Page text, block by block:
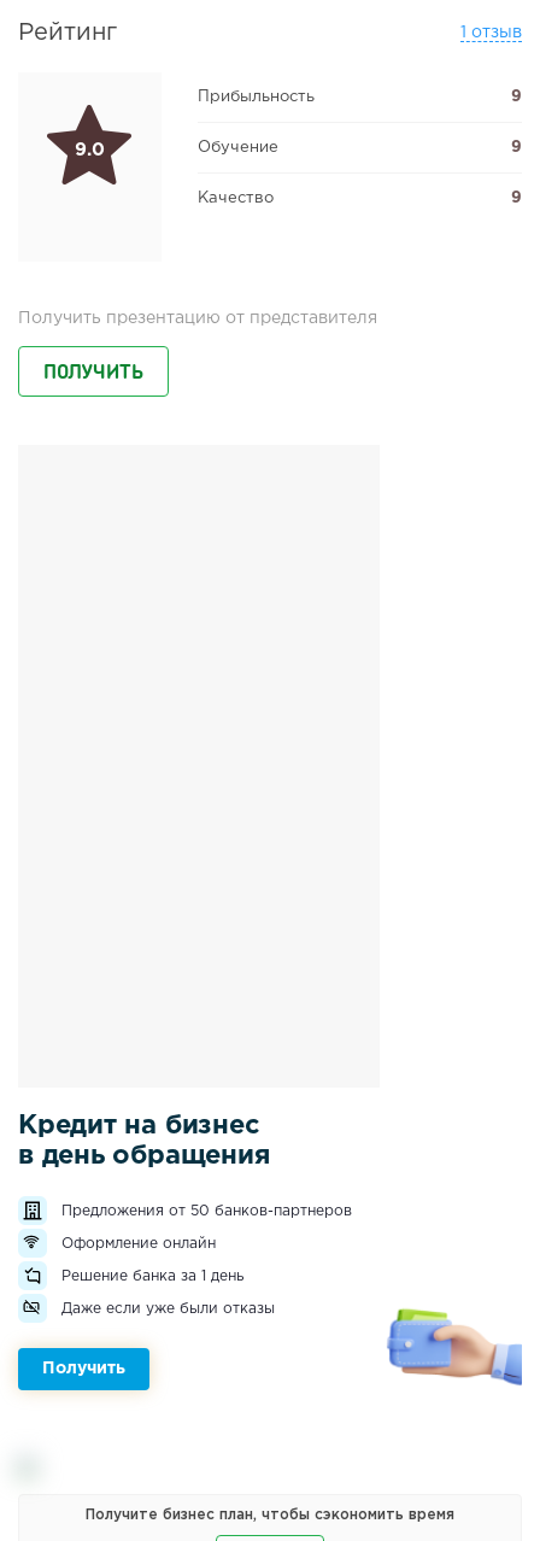
Рейтинг 1 отзыв
9.0
Прибыльность 9
Обучение 9
Качество 9
Получить презентацию от представителя
ПОЛУЧИТЬ
Кредит на бизнес
в день обращения
Предложения от 50 банков-партнеров
Оформление онлайн
Решение банка за 1 день
Даже если уже были отказы
Получить
Получите бизнес план, чтобы сэкономить время